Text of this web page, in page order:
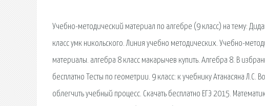
Учебно-методический материал по алгебре (9 класс) на тему:
класс умк никольского. Линия учебно методических. Учебно-
материалы. алгебра 8 класс макарычев купить. Алгебра 8. В
бесплатно Тесты по геометрии. 9 класс: к учебнику Атанасяна Л.С.
облегчить учебный процесс. Скачать бесплатно ЕГЭ 2015.